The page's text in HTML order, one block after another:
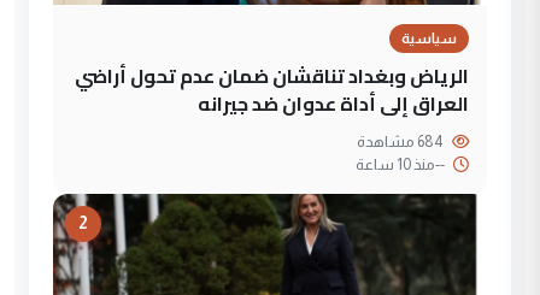
سياسية
الرياض وبغداد تناقشان ضمان عدم تحول أراضي
العراق إلى أداة عدوان ضد جيرانه
--منذ 10 ساعة
2